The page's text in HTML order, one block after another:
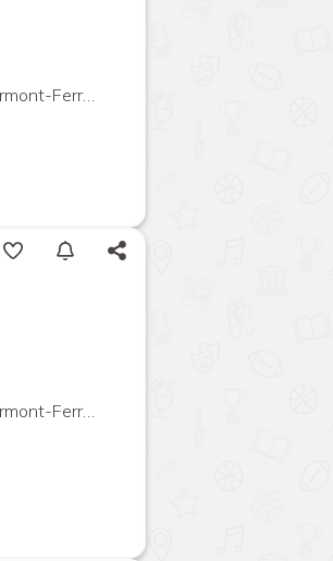
France
France